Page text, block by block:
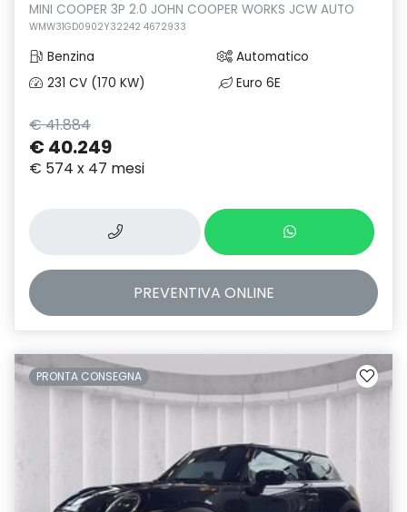
MINI COOPER 3P 2.0 JOHN COOPER WORKS JCW AUTO
WMW31GD0902Y32242 4672933
Benzina
Automatico
231 CV (170 KW)
Euro 6E
€ 41.884
€ 40.249
€ 574 x 47 mesi
PREVENTIVA ONLINE
PRONTA CONSEGNA